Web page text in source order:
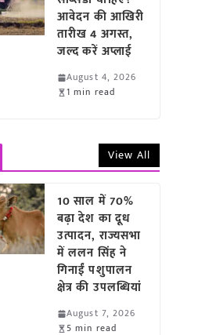
आवेदन की आखिरी
तारीख 4 अगस्त,
जल्द करें अप्लाई
August 4, 2026
1 min read
View All
10 साल में 70%
बढ़ा देश का दूध
उत्पादन, राज्यसभा
में ललन सिंह ने
गिनाईं पशुपालन
क्षेत्र की उपलब्धियां
August 7, 2026
5 min read